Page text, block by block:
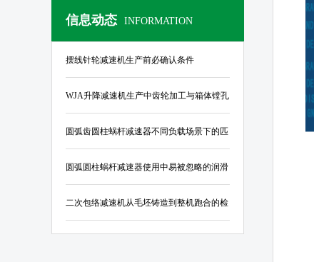
信息动态 INFORMATION
摆线针轮减速机生产前必确认条件
WJA升降减速机生产中齿轮加工与箱体镗孔
圆弧齿圆柱蜗杆减速器不同负载场景下的匹
圆弧圆柱蜗杆减速器使用中易被忽略的润滑
二次包络减速机从毛坯铸造到整机跑合的检